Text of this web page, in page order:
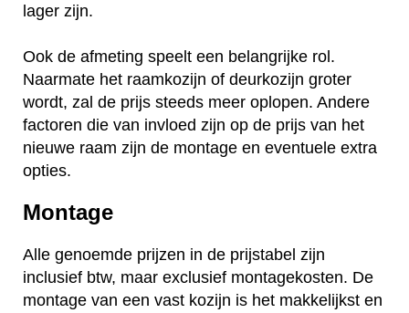
lager zijn.
Ook de afmeting speelt een belangrijke rol.
Naarmate het raamkozijn of deurkozijn groter
wordt, zal de prijs steeds meer oplopen. Andere
factoren die van invloed zijn op de prijs van het
nieuwe raam zijn de montage en eventuele extra
opties.
Montage
Alle genoemde prijzen in de prijstabel zijn
inclusief btw, maar exclusief montagekosten. De
montage van een vast kozijn is het makkelijkst en